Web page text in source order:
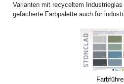
Varianten mit recyceltem
gefächerte Farbpalette auch für